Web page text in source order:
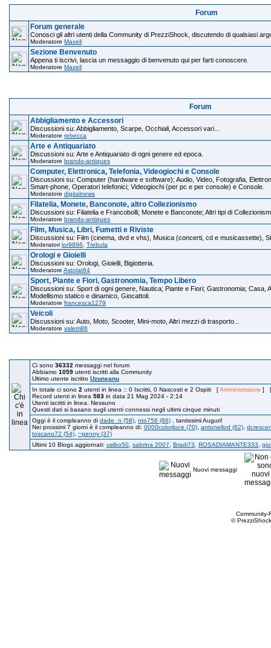
Forum
Forum generale
Conosci gli altri utenti della Community di PrezziShock, discutendo di qualsiasi
Moderatore Maxell
Sezione Benvenuto
Appena ti iscrivi, lascia un messaggio di benvenuto qui per farti conoscere.
Moderatore Maxell
Forum
Abbigliamento e Accessori
Discussioni su: Abbigliamento, Scarpe, Occhiali, Accessori vari...
Moderatore rebecca
Arte e Antiquariato
Discussioni su: Arte e Antiquariato di ogni genere ed epoca.
Moderatore brando-antiques
Computer, Elettronica, Telefonia, Videogiochi e Console
Discussioni su: Computer (hardware e software); Audio, Video, Fotografia,
Smart-phone, Operatori telefonici; Videogiochi (per pc e per console) e Console.
Moderatore digitalnews
Filatelia, Monete, Banconote, altro Collezionismo
Discussioni su: Filatelia e Francobolli; Monete e Banconote; Altri tipi di
Moderatore brando-antiques
Film, Musica, Libri, Fumetti e Riviste
Discussioni su: Film (cinema, dvd e vhs), Musica (concerti, cd e musicassette),
Moderatori lor9896 Trebula
Orologi e Gioielli
Discussioni su: Orologi, Gioielli, Bigiotteria.
Moderatore Astolat64
Sport, Piante e Fiori, Gastronomia, Tempo Libero
Discussioni su: Sport di ogni genere, Nautica; Piante e Fiori; Gastronomia; Casa,
Modellismo statico e dinamico, Giocattoli.
Moderatore francesca1279
Veicoli
Discussioni su: Auto, Moto, Scooter, Mini-moto, Altri mezzi di trasporto...
Moderatore valem86
Ci sono 36332 messaggi nel forum
Abbiamo 1059 utenti iscritti alla Community
Ultimo utente iscritto Uzuneanu
In totale ci sono 2 utenti in linea :: 0 Iscritti, 0 Nascosti e 2 Ospiti [Amministratore ]
Record utenti in linea 583 in data 21 Mag 2024 - 2:14
Utenti iscritti in linea: Nessuno
Questi dati si basano sugli utenti connessi negli ultimi cinque minuti
Oggi è il compleanno di dade_n (58) nto756 (66) , tantissimi Auguri!
Nei prossimi 7 giorni è il compleanno di: 0000coloriluce (70) antonellod (62)
toscano72 (54) ~penny (37)
Ultimi 10 Blogs aggiornati: valbo50 sabrina 2007 Bradi73 ROSADIAMANTE333
Nuovi messaggi
©